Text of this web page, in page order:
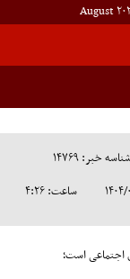
خبر: ۱۴۷۶۹
ساعت: ۴:۲۶
اجتماعی است؛